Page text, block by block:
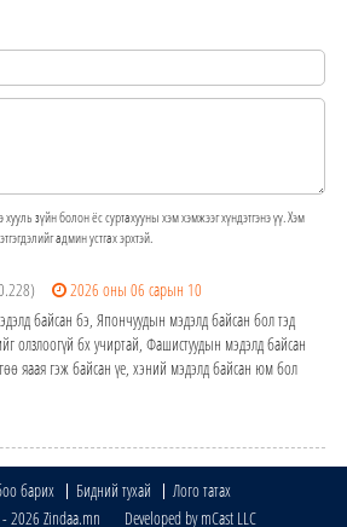
хууль зүйн болон ёс суртахууны хэм хэмжээг хүндэтгэнэ үү. Хэм
админ устгах эрхтэй.
2026 оны 06 сарын 10
байсан бэ, Япончуудын мэдэлд байсан бол тэд
олзлоогүй бх учиртай, Фашистуудын мэдэлд байсан
яаая гэж байсан үе, хэний мэдэлд байсан юм бол
барих Бидний тухай
Лого татах
2026 Zindaa.mn Developed by mCast LLC